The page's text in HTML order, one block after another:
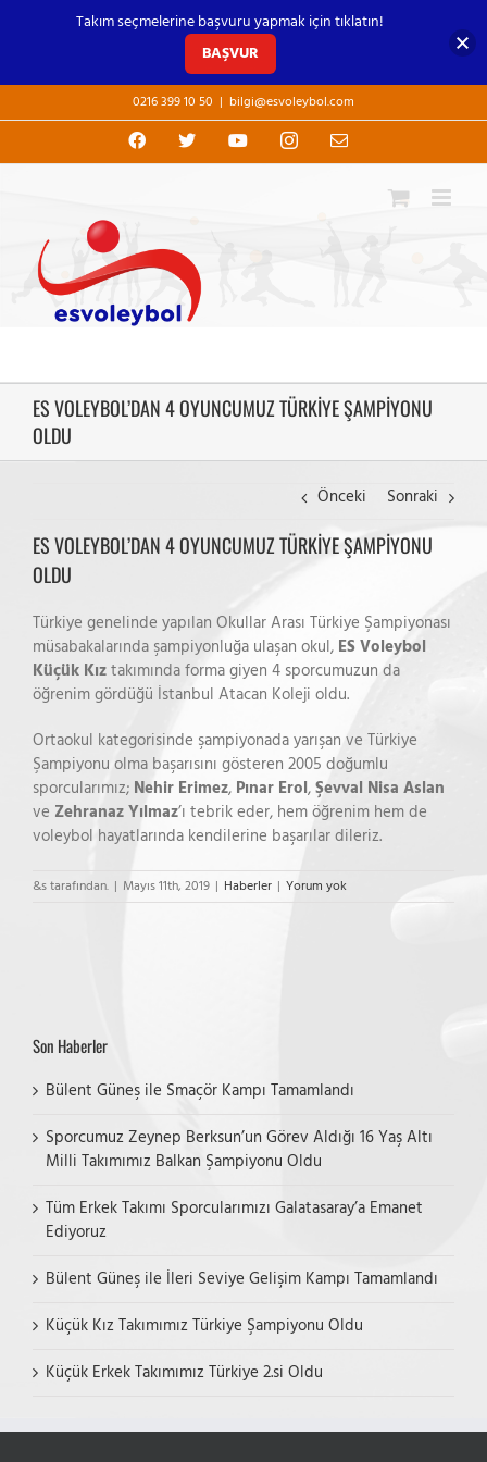
to
0216 399 10 50 | bilgi@esvoleybol.com
Facebook
X YouTubeInstagram
E-
ES VOLEYBOL’DAN 4 OYUNCUMUZ TÜRKİYE ŞAMPİYONU
OLDU
Önceki Sonraki
ES VOLEYBOL’DAN 4 OYUNCUMUZ TÜRKİYE ŞAMPİYONU
OLDU
Türkiye genelinde yapılan Okullar Arası Türkiye Şampiyonası
müsabakalarında şampiyonluğa ulaşan okul, ES Voleybol
Küçük Kıztakımında forma giyen 4 sporcumuzun da
öğrenim gördüğü İstanbul Atacan Koleji oldu.
Ortaokul kategorisinde şampiyonada yarışan ve Türkiye
Şampiyonu olma başarısını gösteren 2005 doğumlu
sporcularımız; Nehir Erimez, Pınar Erol,Şevval Nisa Aslan
ve Zehranaz Yılmaz’ı tebrik eder, hem öğrenim hem de
voleybol hayatlarında kendilerine başarılar dileriz.
&s tarafından. | Mayıs 11th, 2019 | Haberler | Yorum yok
Son Haberler
Bülent Güneş ile Smaçör Kampı Tamamlandı
Sporcumuz Zeynep Berksun’un Görev Aldığı 16 Yaş Altı
Milli Takımımız Balkan Şampiyonu Oldu
Tüm Erkek Takımı Sporcularımızı Galatasaray’a Emanet
Ediyoruz
Bülent Güneş ile İleri Seviye Gelişim Kampı Tamamlandı
Küçük Kız Takımımız Türkiye Şampiyonu Oldu
Küçük Erkek Takımımız Türkiye 2.si Oldu
Takım seçmelerine başvuru yapmak için tıklatın!
BAŞVUR